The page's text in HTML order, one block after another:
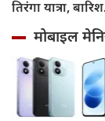
तिरंगा यात्रा, बारिश
ने दिखाया
का जज्बा
मोबाइल